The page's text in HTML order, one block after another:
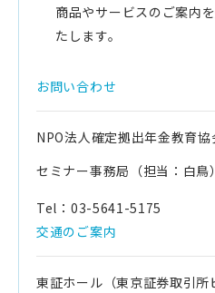
商品やサービスのご案内
たします。
お問い合わせ
NPO法人確定拠出年金教育協
セミナー事務局（担当：白鳥）
Tel：03-5641-5175
交通のご案内
東証ホール（東京証券取引所